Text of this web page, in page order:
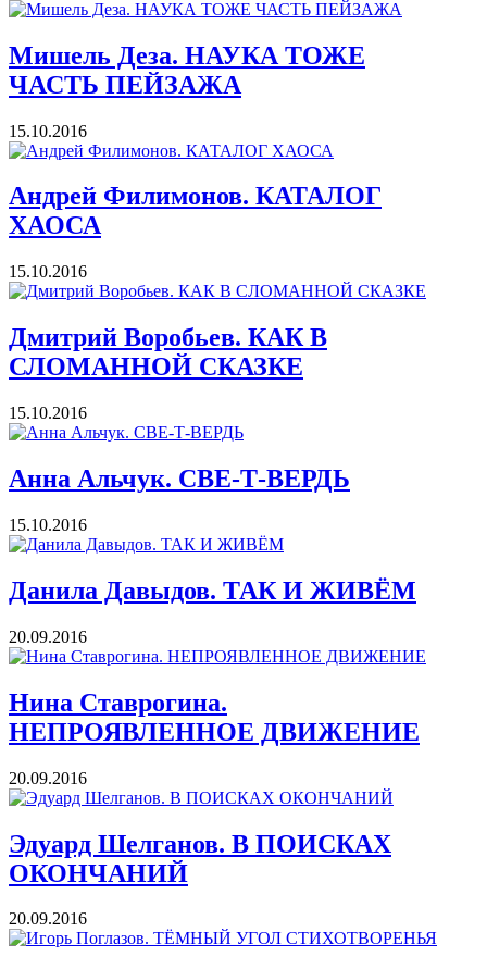
Мишель Деза. НАУКА ТОЖЕ
ЧАСТЬ ПЕЙЗАЖА
15.10.2016
Андрей Филимонов. КАТАЛОГ
ХАОСА
15.10.2016
Дмитрий Воробьев. КАК В
СЛОМАННОЙ СКАЗКЕ
15.10.2016
Анна Альчук. СВЕ-Т-ВЕРДЬ
15.10.2016
Данила Давыдов. ТАК И ЖИВЁМ
20.09.2016
Нина Ставрогина.
НЕПРОЯВЛЕННОЕ ДВИЖЕНИЕ
20.09.2016
Эдуард Шелганов. В ПОИСКАХ
ОКОНЧАНИЙ
20.09.2016